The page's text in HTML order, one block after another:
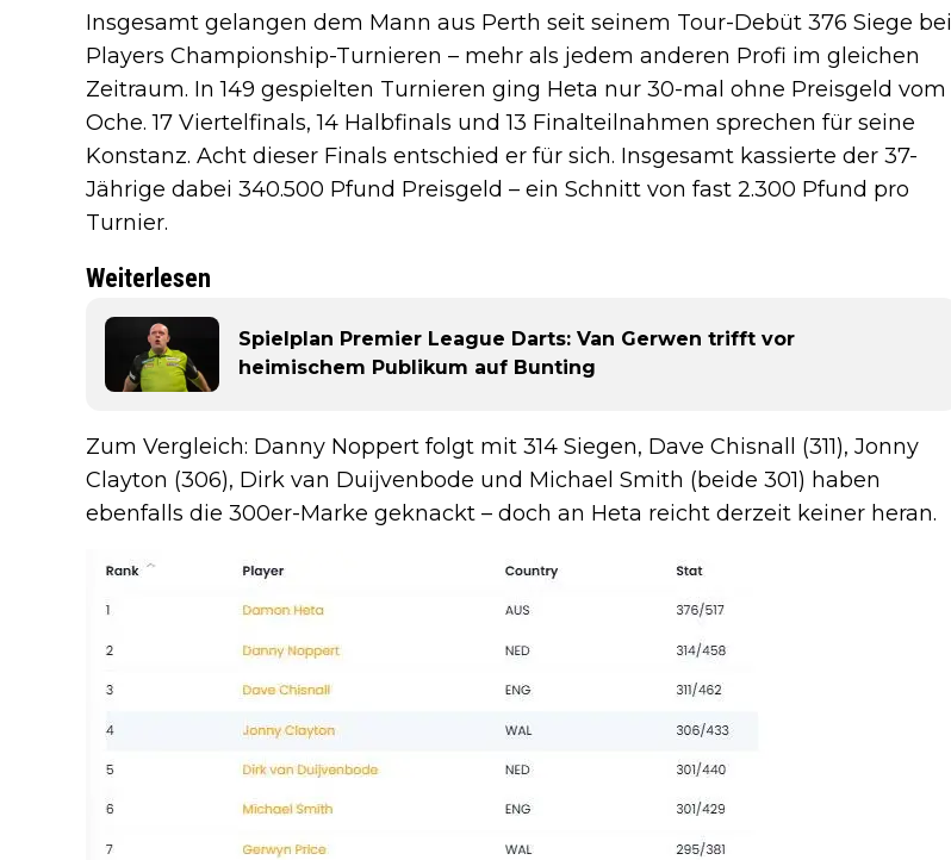
Insgesamt gelangen dem Mann aus Perth seit seinem Tour-Debüt 376 Siege bei
Players Championship-Turnieren – mehr als jedem anderen Profi im gleichen
Zeitraum. In 149 gespielten Turnieren ging Heta nur 30-mal ohne Preisgeld vom
Oche. 17 Viertelfinals, 14 Halbfinals und 13 Finalteilnahmen sprechen für seine
Konstanz. Acht dieser Finals entschied er für sich. Insgesamt kassierte der 37-
Jährige dabei 340.500 Pfund Preisgeld – ein Schnitt von fast 2.300 Pfund pro
Turnier.
Weiterlesen
Spielplan Premier League Darts: Van Gerwen trifft vor
heimischem Publikum auf Bunting
Zum Vergleich: Danny Noppert folgt mit 314 Siegen, Dave Chisnall (311), Jonny
Clayton (306), Dirk van Duijvenbode und Michael Smith (beide 301) haben
ebenfalls die 300er-Marke geknackt – doch an Heta reicht derzeit keiner heran.